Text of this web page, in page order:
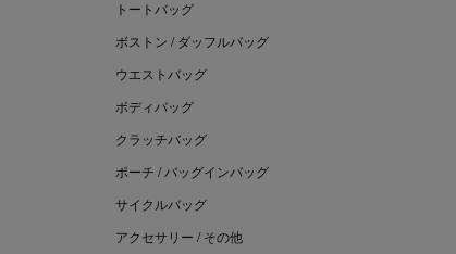
トートバッグ
ボストン / ダッフルバッグ
ウエストバッグ
ボディバッグ
クラッチバッグ
ポーチ / バッグインバッグ
サイクルバッグ
アクセサリー / その他